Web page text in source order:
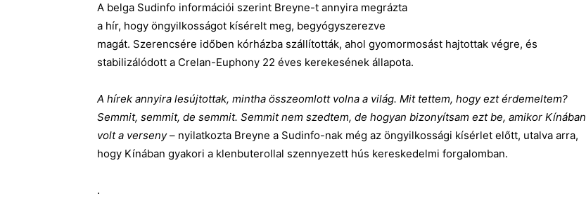
A belga Sudinfo információi szerint Breyne-t annyira megrázta
a hír, hogy öngyilkosságot kísérelt meg, begyógyszerezve
magát. Szerencsére időben kórházba szállították, ahol gyomormosást hajtottak végre, és
stabilizálódott a Crelan-Euphony 22 éves kerekesének állapota.
A hírek annyira lesújtottak, mintha összeomlott volna a világ. Mit tettem, hogy ezt érdemeltem?
Semmit, semmit, de semmit. Semmit nem szedtem, de hogyan bizonyítsam ezt be, amikor Kínában
volt a verseny– nyilatkozta Breyne a Sudinfo-nak még az öngyilkossági kísérlet előtt, utalva arra,
hogy Kínában gyakori a klenbuterollal szennyezett hús kereskedelmi forgalomban.
.